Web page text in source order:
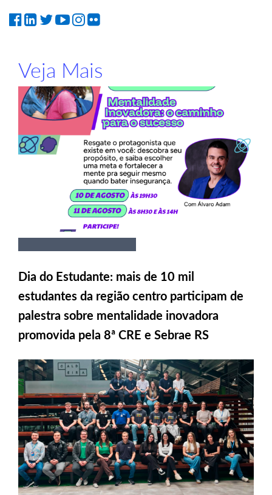
Veja Mais
Dia do Estudante: mais de 10 mil
estudantes da região centro participam de
palestra sobre mentalidade inovadora
promovida pela 8ª CRE e Sebrae RS